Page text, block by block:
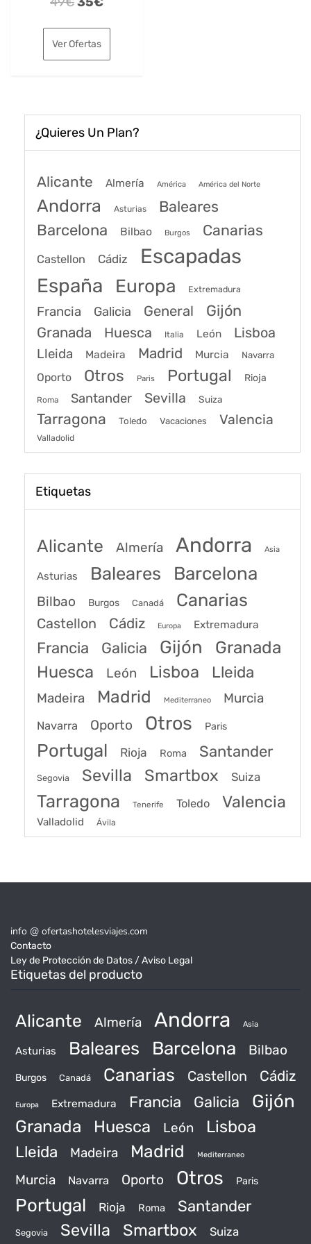
original
era: es:
Ver Ofertas
¿Quieres Un Plan?
Alicante Almería América América del Norte
Andorra Asturias Baleares
Barcelona Bilbao Burgos Canarias
Castellon Cádiz Escapadas
España Europa Extremadura
Francia Galicia General Gijón
Granada Huesca Italia León Lisboa
Lleida Madeira Madrid Murcia Navarra
Oporto Otros Paris Portugal Rioja
Roma Santander Sevilla Suiza
Tarragona Toledo Vacaciones Valencia
Valladolid
Etiquetas
Alicante Almería Andorra Asia
Asturias Baleares Barcelona
Bilbao Burgos Canadá Canarias
Castellon Cádiz Europa Extremadura
Francia Galicia Gijón Granada
Huesca León Lisboa Lleida
Madeira Madrid Mediterraneo Murcia
Navarra Oporto Otros Paris
Portugal Rioja Roma Santander
Segovia Sevilla Smartbox Suiza
Tarragona Tenerife Toledo Valencia
Valladolid Ávila
info @ ofertashotelesviajes.com
Contacto
Ley de Protección de Datos / Aviso Legal
Etiquetas del producto
Alicante Almería Andorra Asia
Asturias Baleares Barcelona Bilbao
Burgos Canadá Canarias Castellon Cádiz
Europa Extremadura Francia Galicia Gijón
Granada Huesca León Lisboa
Lleida Madeira Madrid Mediterraneo
Murcia Navarra Oporto Otros Paris
Portugal Rioja Roma Santander
Segovia Sevilla Smartbox Suiza